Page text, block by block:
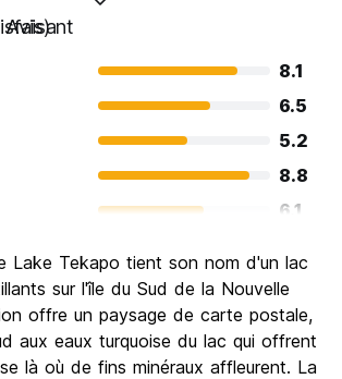
Avis)
8.1
6.5
5.2
8.8
6.1
7.1
la fête
4.3
7.9
Lake Tekapo tient son nom d'un lac
sur l'île du Sud de la Nouvelle
offre un paysage de carte postale,
aux eaux turquoise du lac qui offrent
là où de fins minéraux affleurent. La